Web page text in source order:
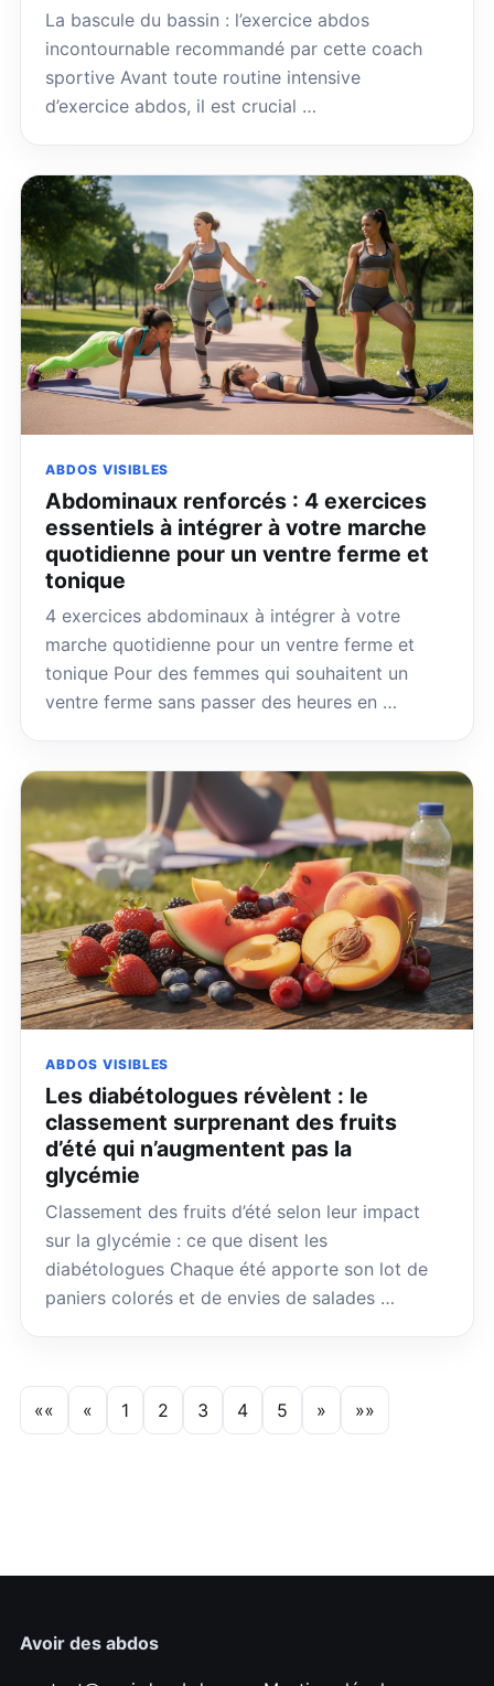
La bascule du bassin : l’exercice abdos
incontournable recommandé par cette coach
sportive Avant toute routine intensive
d’exercice abdos, il est crucial …
ABDOS VISIBLES
Abdominaux renforcés : 4 exercices
essentiels à intégrer à votre marche
quotidienne pour un ventre ferme et
tonique
4 exercices abdominaux à intégrer à votre
marche quotidienne pour un ventre ferme et
tonique Pour des femmes qui souhaitent un
ventre ferme sans passer des heures en …
ABDOS VISIBLES
Les diabétologues révèlent : le
classement surprenant des fruits
d’été qui n’augmentent pas la
glycémie
Classement des fruits d’été selon leur impact
sur la glycémie : ce que disent les
diabétologues Chaque été apporte son lot de
paniers colorés et de envies de salades …
«« « 1 2 3 4 5 » »»
Avoir des abdos